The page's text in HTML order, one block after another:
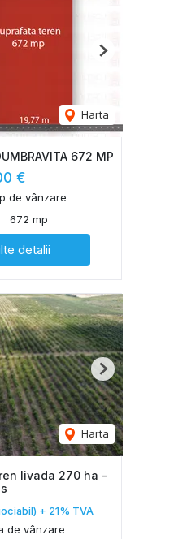
Harta
Next
672 MP
€
de vânzare
672 mp
detalii
Harta
Next
livada 270 ha -
+ 21% TVA
de vânzare